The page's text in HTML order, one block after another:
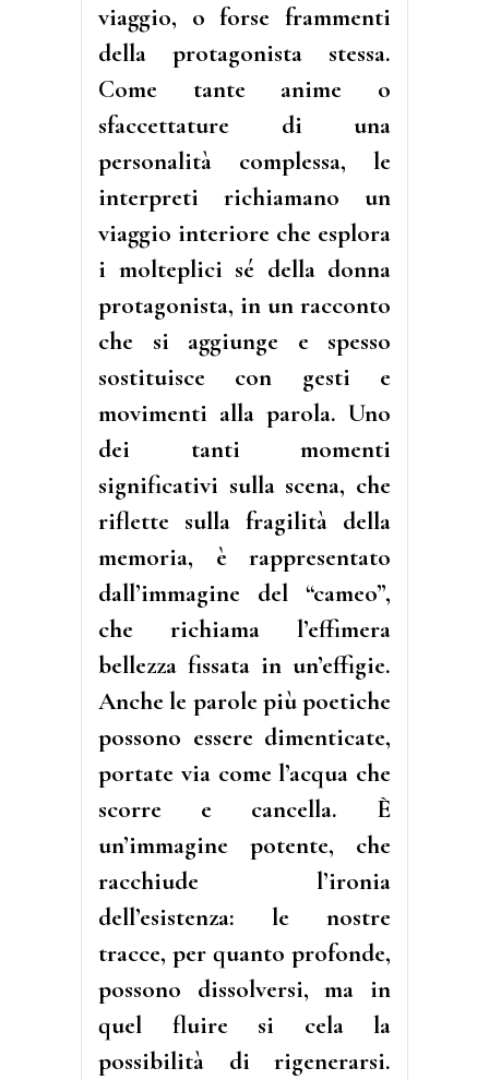
viaggio, o forse frammenti
della protagonista stessa.
Come tante anime o
sfaccettature di una
personalità complessa, le
interpreti richiamano un
viaggio interiore che esplora
i molteplici sé della donna
protagonista, in un racconto
che si aggiunge e spesso
sostituisce con gesti e
movimenti alla parola. Uno
dei tanti momenti
significativi sulla scena, che
riflette sulla fragilità della
memoria, è rappresentato
dall’immagine del “cameo”,
che richiama l’effimera
bellezza fissata in un’effigie.
Anche le parole più poetiche
possono essere dimenticate,
portate via come l’acqua che
scorre e cancella. È
un’immagine potente, che
racchiude l’ironia
dell’esistenza: le nostre
tracce, per quanto profonde,
possono dissolversi, ma in
quel fluire si cela la
possibilità di rigenerarsi.